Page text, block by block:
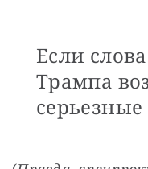
Если
Трампа